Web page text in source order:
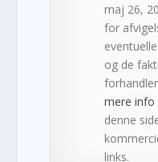
maj 26,
for
og de
mere info
denne
links.